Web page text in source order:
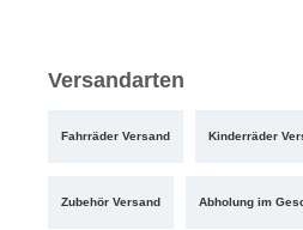
Versandarten
Fahrräder Versand Kinderräder
Zubehör Versand Abholung im